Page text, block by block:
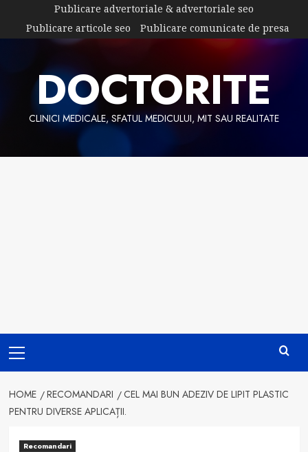
content
Publicare advertoriale & advertoriale seo
Publicare articole seo
Publicare comunicate de presa
DOCTORITE
CLINICI MEDICALE, SFATUL MEDICULUI, MIT SAU REALITATE
Menu
HOME RECOMANDARI
CEL MAI BUN ADEZIV DE LIPIT PLASTIC
PENTRU DIVERSE APLICAȚII.
Recomandari